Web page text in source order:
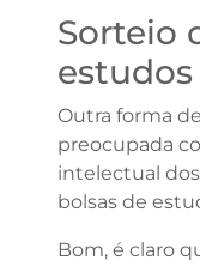
Sorteio
estudos
Outra forma
preocupada
intelectual
bolsas de
Bom, é claro